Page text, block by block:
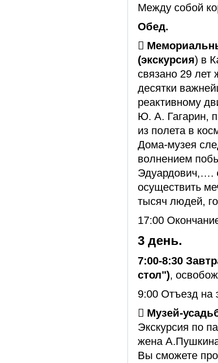
Между собой
Обед.

(экскурсия) в
связано 29
десятки
реактивному
Ю. А. Гагарин,
из полета в
Дома-музея
волнением
Эдуардович,….
осуществить
тысяч людей,
17:00
3 день.
7:00-8:30
стол"),
9:00 Отъезд на
 Музей-
Экскурсия по
жена
Вы сможете